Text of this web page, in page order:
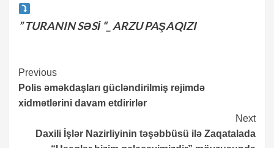
” TURANIN SƏSİ “_ ARZU PAŞAQIZI
Continue
Reading
Previous
Polis əməkdaşları gücləndirilmiş rejimdə
xidmətlərini davam etdirirlər
Next
Daxili İşlər Nazirliyinin təşəbbüsü ilə Zaqatalada